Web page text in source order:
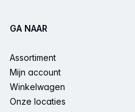
GA NAAR
Assortiment
Mijn account
Winkelwagen
Onze locaties